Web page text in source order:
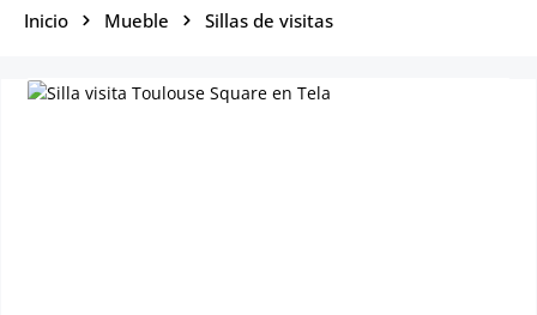
Inicio Mueble Sillas de visitas